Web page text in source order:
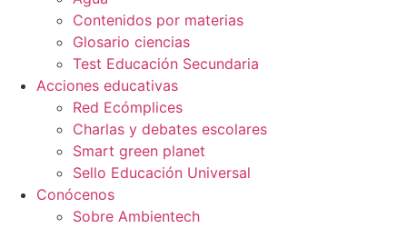
Contenidos por materias
Glosario ciencias
Test Educación Secundaria
Acciones educativas
Red Ecómplices
Charlas y debates escolares
Smart green planet
Sello Educación Universal
Conócenos
Sobre Ambientech